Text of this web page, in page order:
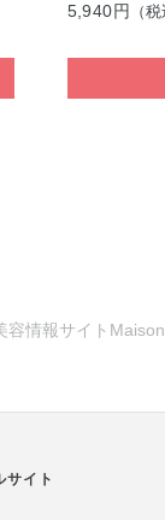
5,940円
（
情報サイト
サイト